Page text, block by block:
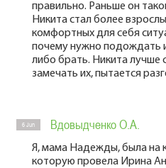
правильно. Раньше он
Никита стал более
комфортных для себя
почему нужно подождать
либо брать. Никита лучше
замечать их, пытается
6 Jun Вдовыдченко О.А.
Я, мама Надежды, была на
которую провела Ирина